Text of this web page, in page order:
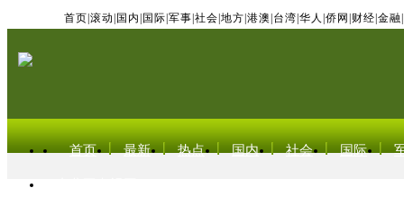
首页 滚动 国内 国际 军事 社会 地方 港澳 台湾 华人 侨网 财经 金融
首页 最新 热点 国内 社会 国际